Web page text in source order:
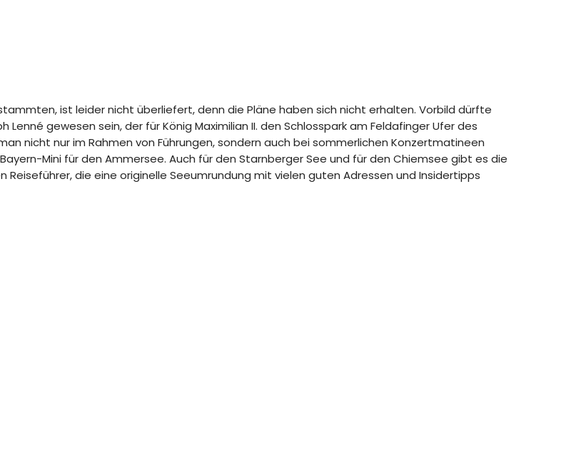
ist leider nicht überliefert, denn die Pläne haben sich nicht erhalten. Vorbild dürfte
gewesen sein, der für König Maximilian II. den Schlosspark am Feldafinger Ufer des
nicht nur im Rahmen von Führungen, sondern auch bei sommerlichen Konzertmatineen
Mini für den Ammersee. Auch für den Starnberger See und für den Chiemsee gibt es die
die eine originelle Seeumrundung mit vielen guten Adressen und Insidertipps